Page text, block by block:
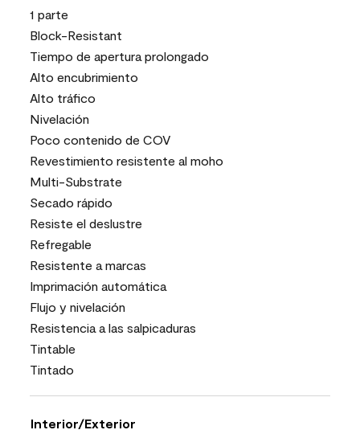
1 parte
Block-Resistant
Tiempo de apertura prolongado
Alto encubrimiento
Alto tráfico
Nivelación
Poco contenido de COV
Revestimiento resistente al moho
Multi-Substrate
Secado rápido
Resiste el deslustre
Refregable
Resistente a marcas
Imprimación automática
Flujo y nivelación
Resistencia a las salpicaduras
Tintable
Tintado
Interior/Exterior